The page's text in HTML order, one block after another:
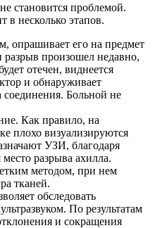
становится проблемой.
в несколько этапов.
опрашивает его на предмет
произошел недавно,
отечен, виднеется
и обнаруживает
соединения. Больной не
Как правило, на
плохо визуализируются
УЗИ, благодаря
разрыва ахилла.
методом, при нем
тканей.
обследовать
По результатам
и сокращения